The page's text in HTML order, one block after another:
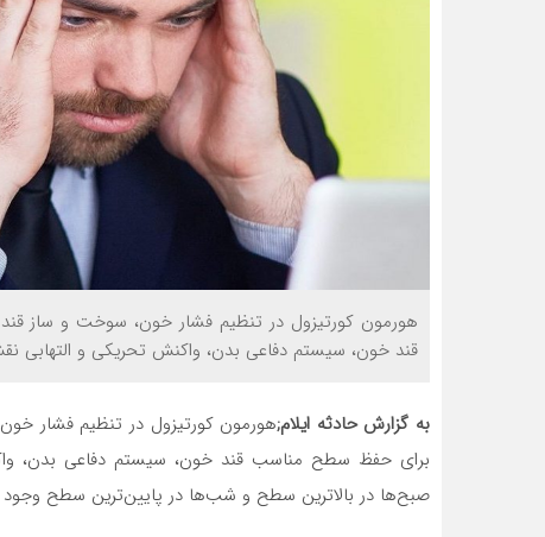
هورمون کورتیزول در تنظیم فشار خون، سوخت و ساز
قند خون، سیستم دفاعی بدن، واکنش تحریکی و التهابی
به گزارش حادثه ایلام;هورمون کورتیزول در تنظیم فشار
برای حفظ سطح مناسب قند خون، سیستم دفاعی بدن،
صبح‌ها در بالاترین سطح و شب‌ها در پایین‌ترین سطح وجود